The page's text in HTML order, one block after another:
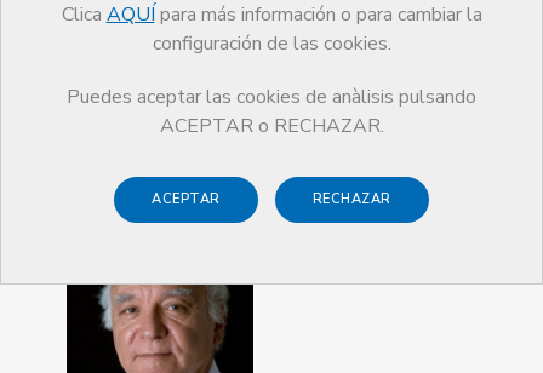
Clica AQUÍ para más información o para cambiar la
configuración de las cookies.
Puedes aceptar las cookies de anàlisis pulsando
ACEPTAR o RECHAZAR.
ACEPTAR RECHAZAR
Guardonat Edició 2011